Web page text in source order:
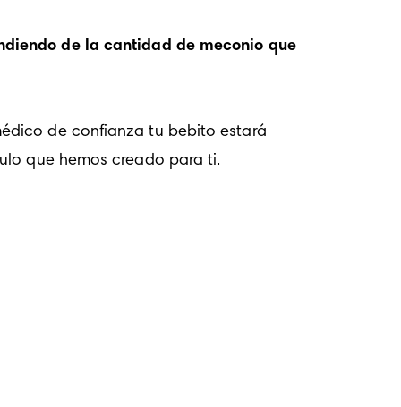
de la cantidad de meconio que
de confianza tu bebito estará
que hemos creado para ti.